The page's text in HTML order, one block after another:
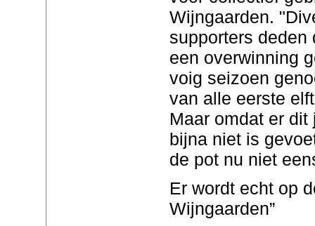
Wijngaarden.
supporters deden
een overwinning
voig seizoen
van alle eerste
Maar omdat er
bijna niet is
de pot nu niet
Er wordt echt op
Wijngaarden”